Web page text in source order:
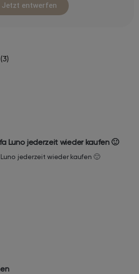
Jetzt entwerfen
Luno jederzeit wieder kaufen 🙂
jederzeit wieder kaufen 🙂